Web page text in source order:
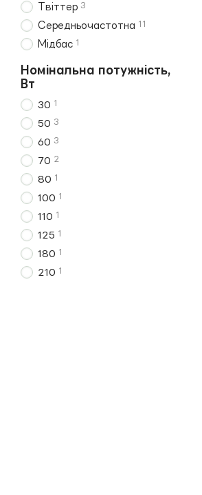
Твіттер 3
Середньочастотна 11
Мідбас 1
Номінальна потужність,
Вт
30 1
50 3
60 3
70 2
80 1
100 1
110 1
125 1
180 1
210 1